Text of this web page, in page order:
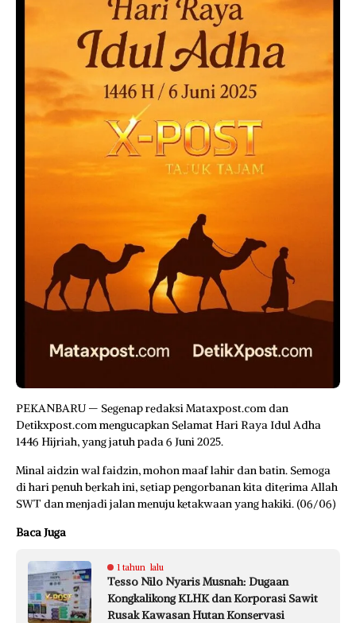
PEKANBARU — Segenap redaksi Mataxpost.com dan
Detikxpost.com mengucapkan Selamat Hari Raya Idul Adha
1446 Hijriah, yang jatuh pada 6 Juni 2025.
Minal aidzin wal faidzin, mohon maaf lahir dan batin. Semoga
di hari penuh berkah ini, setiap pengorbanan kita diterima Allah
SWT dan menjadi jalan menuju ketakwaan yang hakiki. (06/06)
Baca Juga
1 tahun lalu
Tesso Nilo Nyaris Musnah: Dugaan
Kongkalikong KLHK dan Korporasi Sawit
Rusak Kawasan Hutan Konservasi